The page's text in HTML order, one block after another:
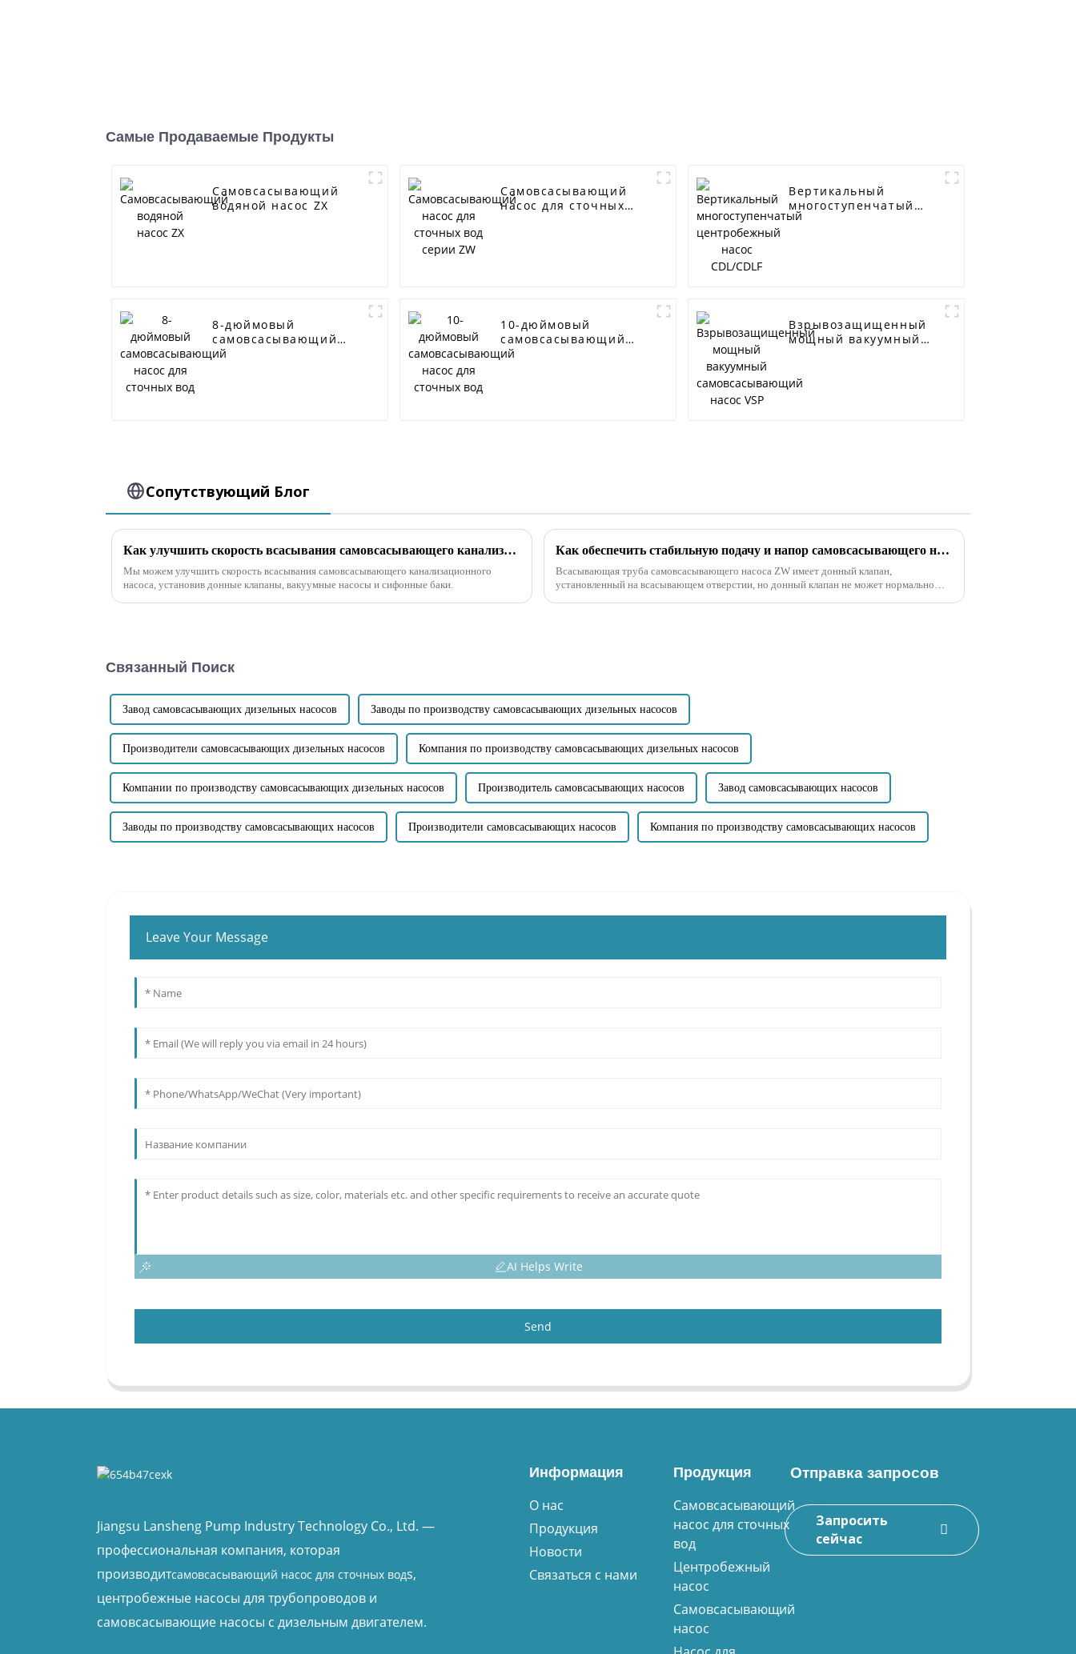
Самые Продаваемые Продукты
Самовсасывающий
водяной насос ZX
Самовсасывающий
насос для сточных
Вертикальный
многоступенчатый
центробежный насос
8-дюймовый
самовсасывающий
насос для сточных
10-дюймовый
самовсасывающий
насос для сточных
Взрывозащищенный
мощный вакуумный
Сопутствующий Блог
Как улучшить скорость всасывания самовсасывающего канализационного насоса
Мы можем улучшить скорость всасывания самовсасывающего канализационного
насоса, установив донные клапаны, вакуумные насосы и сифонные баки.
Как обеспечить стабильную подачу и напор самовсасывающего насоса ZW во время эксплуатации?
Всасывающая труба самовсасывающего насоса ZW имеет донный клапан,
установленный на всасывающем отверстии, но донный клапан не может нормально
Связанный Поиск
Завод самовсасывающих дизельных насосов Заводы по производству самовсасывающих дизельных насосов
Производители самовсасывающих дизельных насосов Компания по производству самовсасывающих дизельных насосов
Компании по производству самовсасывающих дизельных насосов Производитель самовсасывающих насосов Завод самовсасывающих насосов
Заводы по производству самовсасывающих насосов Производители самовсасывающих насосов Компания по производству самовсасывающих насосов
Leave Your Message
AI Helps Write
Send
Jiangsu Lansheng Pump Industry Technology Co., Ltd. —
профессиональная компания, которая
производитсамовсасывающий насос для сточных водs,
центробежные насосы для трубопроводов и
самовсасывающие насосы с дизельным двигателем.
Информация
О нас
Продукция
Новости
Связаться с нами
Продукция
Самовсасывающий
насос для сточных
вод
Центробежный
насос
Самовсасывающий
насос
Отправка запросов
Запросить
сейчас